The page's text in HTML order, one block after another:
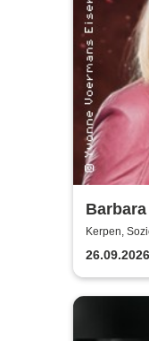
aber
Kerpen,
26.09.2026